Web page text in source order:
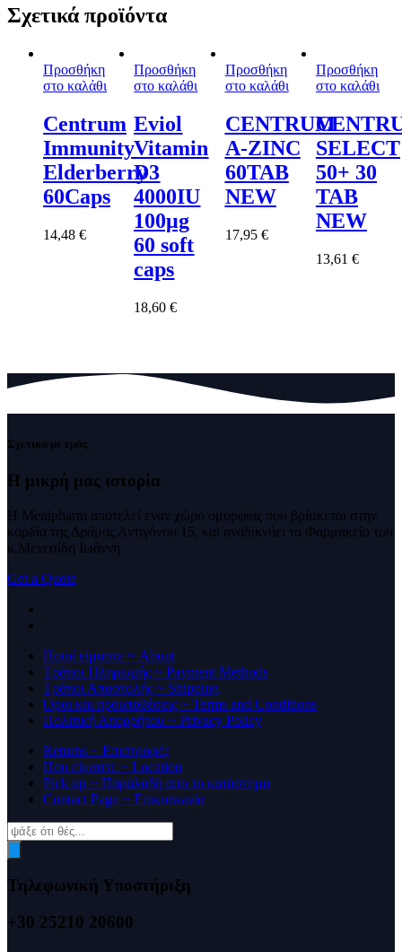
Σχετικά προϊόντα
Προσθήκη
στο καλάθι
Centrum
Immunity
Elderberry
60Caps
14,48 €
Προσθήκη
στο καλάθι
Eviol
Vitamin
D3
4000IU
100μg
60 soft
caps
18,60€
Προσθήκη
στο καλάθι
CENTRUM
A-ZINC
60TAB
NEW
17,95 €
Προσθήκη
στο καλάθι
SELECT
50+ 30
TAB
NEW
13,61 €
Σχετικά με εμάς
Η μικρή μας ιστορία
Η Menipharm αποτελεί εναν χώρο ομορφίας που βρίσκεται στην
καρδία της Δράμας Αντιγόνου 15, και αναδικνύει το Φαρμακείο του
κ.Μενεσίδη Ιωάννη
Get a Quote
Ποιοί είμαστε ~ About
Τρόποι Πληρωμής ~ Payment Methods
Τρόποι Αποστολής ~ Shipping
Όροι και προυποθέσεις ~ Terms and Conditions
Πολιτική Απορρήτου ~ Privacy Policy
Returns ~ Επιστροφές
Που είμαστε ~ Location
Pick up ~ Παραλαβή απο το κατάστημα
Contact Page ~ Επικοινωνία
Products
search
Τηλεφωνική Υποστήριξη
+30 25210 20600